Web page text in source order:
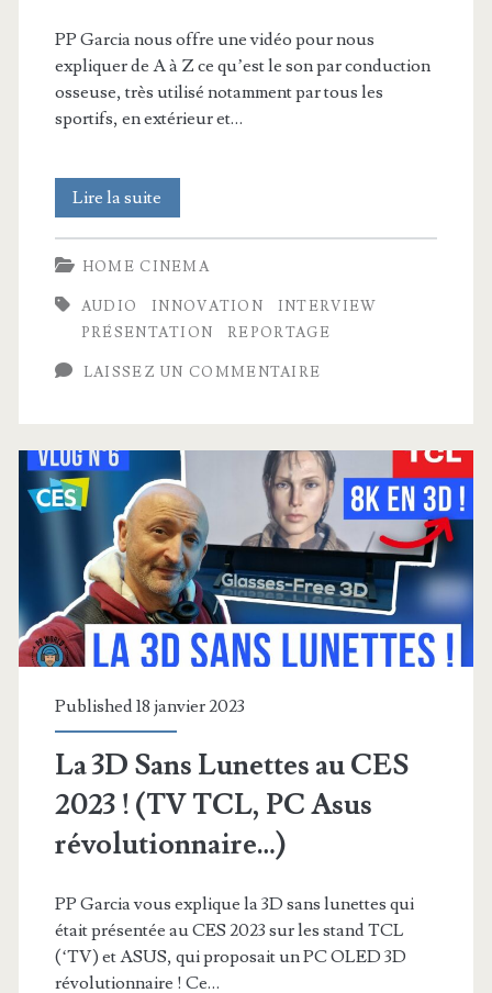
PP Garcia nous offre une vidéo pour nous
expliquer de A à Z ce qu’est le son par conduction
osseuse, très utilisé notamment par tous les
sportifs, en extérieur et…
Lire la suite
savoir
sur
les
osseuse
!
HOME CINEMA
AUDIO INNOVATION
INTERVIEW
PRÉSENTATION
REPORTAGE
LAISSEZ UN COMMENTAIRE
Published 18 janvier 2023
La 3D Sans Lunettes au CES
2023 ! (TV TCL, PC Asus
révolutionnaire…)
PP Garcia vous explique la 3D sans lunettes qui
était présentée au CES 2023 sur les stand TCL
(‘TV) et ASUS, qui proposait un PC OLED 3D
révolutionnaire ! Ce…